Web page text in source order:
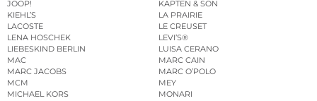
JOOP!
KAPTEN & SON
KIEHL’S
LA PRAIRIE
LACOSTE
LE CREUSET
LENA HOSCHEK
LEVI’S®
LIEBESKIND BERLIN
LUISA CERANO
MAC
MARC CAIN
MARC JACOBS
MARC O’POLO
MCM
MEY
MICHAEL KORS
MONARI